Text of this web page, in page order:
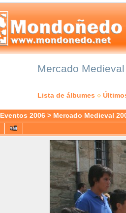
Mercado
Lista de álbumes
Eventos 2006> Mercado Medieval